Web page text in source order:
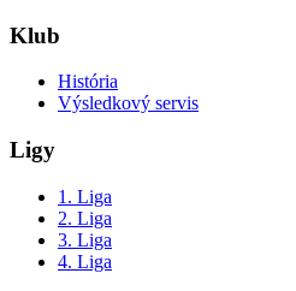
Klub
História
Výsledkový servis
Ligy
1. Liga
2. Liga
3. Liga
4. Liga